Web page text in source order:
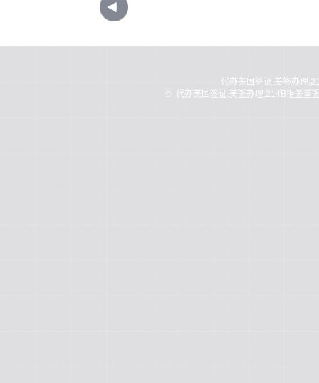
代办美国签证,美签办理
代办美国签证,美签办理,214B拒签重